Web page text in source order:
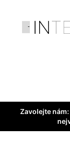
Zavolejte nám: